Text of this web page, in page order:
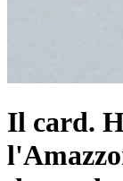
Il card.